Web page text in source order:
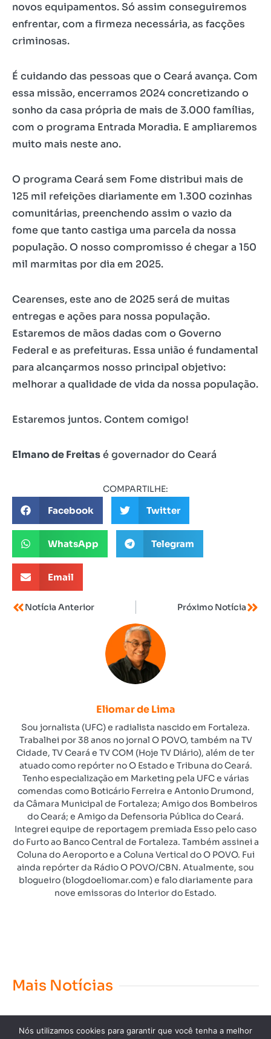
novos equipamentos. Só assim conseguiremos
enfrentar, com a firmeza necessária, as facções
criminosas.
É cuidando das pessoas que o Ceará avança. Com
essa missão, encerramos 2024 concretizando o
sonho da casa própria de mais de 3.000 famílias,
com o programa Entrada Moradia. E ampliaremos
muito mais neste ano.
O programa Ceará sem Fome distribui mais de
125 mil refeições diariamente em 1.300 cozinhas
comunitárias, preenchendo assim o vazio da
fome que tanto castiga uma parcela da nossa
população. O nosso compromisso é chegar a 150
mil marmitas por dia em 2025.
Cearenses, este ano de 2025 será de muitas
entregas e ações para nossa população.
Estaremos de mãos dadas com o Governo
Federal e as prefeituras. Essa união é fundamental
para alcançarmos nosso principal objetivo:
melhorar a qualidade de vida da nossa população.
Estaremos juntos. Contem comigo!
Elmano de Freitasé governador do Ceará
COMPARTILHE:
Facebook Twitter
WhatsApp Telegram
Email
Notícia Anterior Próximo Notícia
Eliomar de Lima
Sou jornalista (UFC) e radialista nascido em Fortaleza.
Trabalhei por 38 anos no jornal O POVO, também na TV
Cidade, TV Ceará e TV COM (Hoje TV Diário), além de ter
atuado como repórter no O Estado e Tribuna do Ceará.
Tenho especialização em Marketing pela UFC e várias
comendas como Boticário Ferreira e Antonio Drumond,
da Câmara Municipal de Fortaleza; Amigo dos Bombeiros
do Ceará; e Amigo da Defensoria Pública do Ceará.
Integrei equipe de reportagem premiada Esso pelo caso
do Furto ao Banco Central de Fortaleza. Também assinei a
Coluna do Aeroporto e a Coluna Vertical do O POVO. Fui
ainda repórter da Rádio O POVO/CBN. Atualmente, sou
blogueiro (blogdoeliomar.com) e falo diariamente para
nove emissoras do Interior do Estado.
Mais Notícias
Nós utilizamos cookies para garantir que você tenha a melhor